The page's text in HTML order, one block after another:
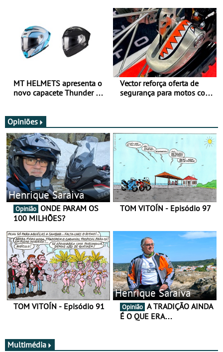
verão
MT HELMETS apresenta o
novo capacete Thunder 4 R
Vector reforça oferta de
segurança para motos com
Opiniões
Henrique Saraiva
Opinião
100 MILHÕES?
TOM VITOÍN - Episódio 97
TOM VITOÍN - Episódio 91
Henrique Saraiva
Opinião
É O QUE ERA…
Multimédia